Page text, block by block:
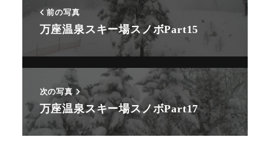
Animal
前の写真
万座温泉スキー場スノボPart15
次の写真
万座温泉スキー場スノボPart17